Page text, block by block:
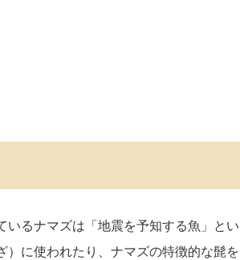
いるナマズは「地震を予知する魚」とい
）に使われたり、ナマズの特徴的な髭を